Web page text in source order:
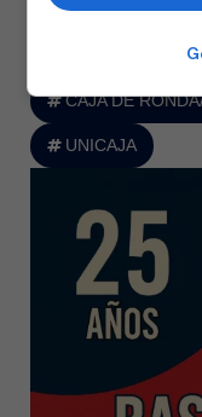
CAJA DE
UNICAJA